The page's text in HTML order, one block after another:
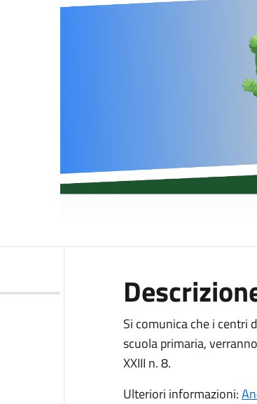
Si comunica che i centri
scuola primaria,
XXIII n. 8.
Ulteriori informazioni: